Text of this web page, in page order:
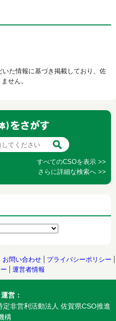
た情報に基づき掲載しており、佐
せん。
すべてのCSOを表示 >>
さらに詳細な検索へ >>
お問い合わせ
プライバシーポリシー
運営者情報
運営：
非営利活動法人 佐賀県CSO推進
構